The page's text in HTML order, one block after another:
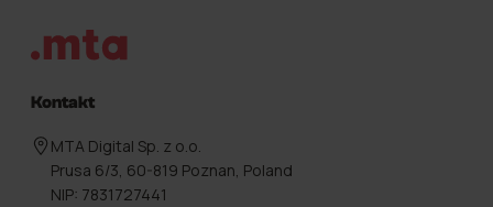
Stopka
Kontakt
MTA Digital Sp. z o.o.
Prusa 6/3, 60-819 Poznan, Poland
NIP: 7831727441